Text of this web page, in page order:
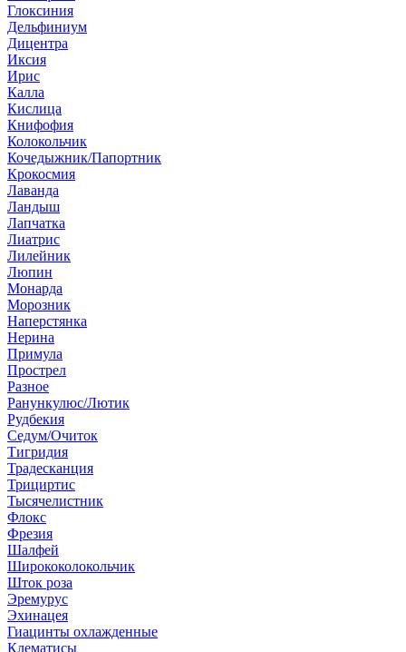
Глоксиния
Дельфиниум
Дицентра
Иксия
Ирис
Калла
Кислица
Книфофия
Колокольчик
Кочедыжник/Папортник
Крокосмия
Лаванда
Ландыш
Лапчатка
Лиатрис
Лилейник
Люпин
Монарда
Морозник
Наперстянка
Нерина
Примула
Прострел
Разное
Ранункулюс/Лютик
Рудбекия
Седум/Очиток
Тигридия
Традесканция
Трициртис
Тысячелистник
Флокс
Фрезия
Шалфей
Ширококолокольчик
Шток роза
Эремурус
Эхинацея
Гиацинты охлажденные
Клематисы